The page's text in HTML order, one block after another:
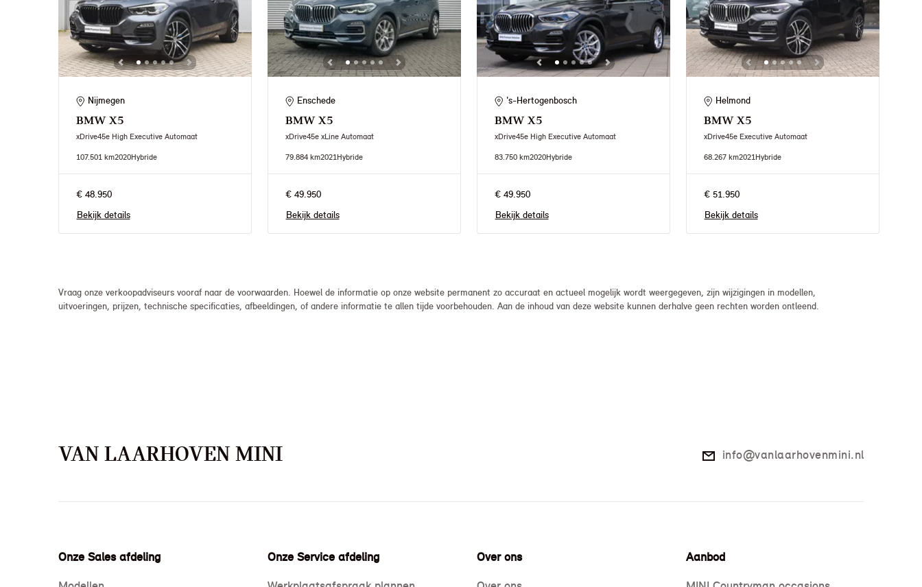
Nijmegen
BMW X5
xDrive45e High Executive Automaat
107.501 km2020Hybride
€ 48.950
Bekijk details
Enschede
BMW X5
xDrive45e xLine Automaat
79.884 km2021Hybride
€ 49.950
Bekijk details
's-Hertogenbosch
BMW X5
xDrive45e High Executive Automaat
83.750 km2020Hybride
€ 49.950
Bekijk details
Helmond
BMW X5
xDrive45e Executive Automaat
68.267 km2021Hybride
€ 51.950
Bekijk details
Vraag onze verkoopadviseurs vooraf naar de voorwaarden. Hoewel de informatie op onze website permanent zo accuraat en actueel mogelijk wordt weergegeven, zijn wijzigingen in modellen,
uitvoeringen, prijzen, technische specificaties, afbeeldingen, of andere informatie te allen tijde voorbehouden. Aan de inhoud van deze website kunnen derhalve geen rechten worden ontleend.
VAN LAARHOVEN MINI info@vanlaarhovenmini.nl
Onze Sales afdeling Onze Service afdeling Over ons Aanbod